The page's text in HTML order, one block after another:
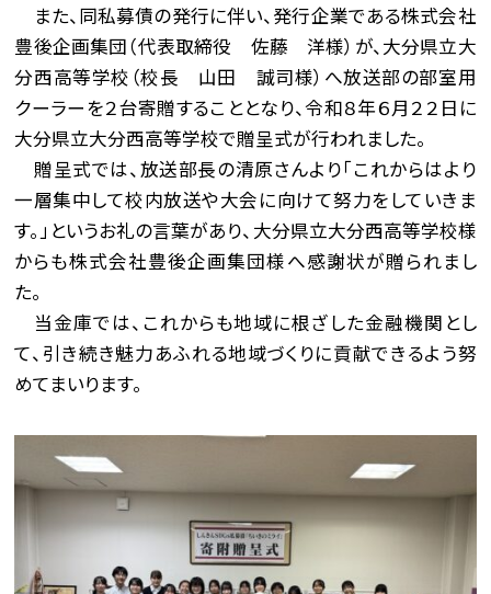
また、同私募債の発行に伴い、発行企業である株式会社
豊後企画集団（代表取締役 佐藤 洋様）が、大分県立大
分西高等学校（校長 山田 誠司様）へ放送部の部室用
クーラーを２台寄贈することとなり、令和８年６月２２日に
大分県立大分西高等学校で贈呈式が行われました。
贈呈式では、放送部長の清原さんより「これからはより
一層集中して校内放送や大会に向けて努力をしていきま
す。」というお礼の言葉があり、大分県立大分西高等学校様
からも株式会社豊後企画集団様へ感謝状が贈られまし
た。
当金庫では、これからも地域に根ざした金融機関とし
て、引き続き魅力あふれる地域づくりに貢献できるよう努
めてまいります。